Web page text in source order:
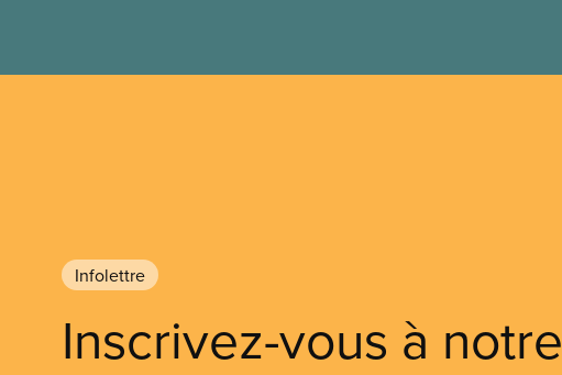
Infolettre
Inscrivez-vous à notre